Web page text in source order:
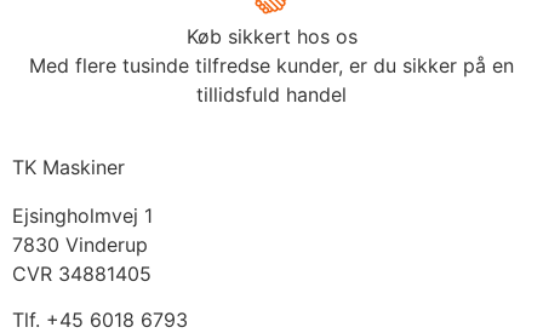
Køb sikkert hos os
Med flere tusinde tilfredse kunder, er du sikker på en
tillidsfuld handel
TK Maskiner
Ejsingholmvej 1
7830 Vinderup
CVR 34881405
​Tlf. +45 6018 6793